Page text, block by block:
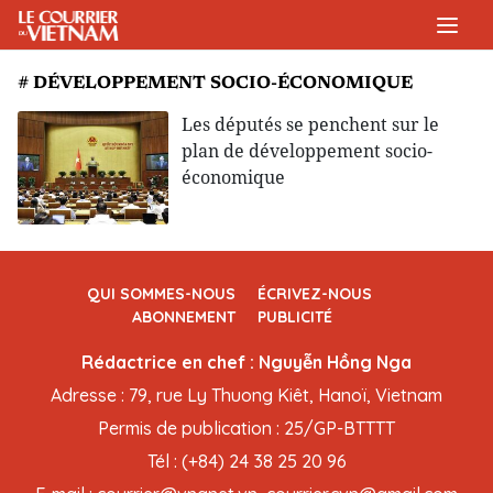
# DÉVELOPPEMENT SOCIO-ÉCONOMIQUE
Les députés se penchent sur le
plan de développement socio-
économique
QUI SOMMES-NOUS
ÉCRIVEZ-NOUS
ABONNEMENT
PUBLICITÉ
Rédactrice en chef : Nguyễn Hồng Nga
Adresse : 79, rue Ly Thuong Kiêt, Hanoï, Vietnam
Permis de publication : 25/GP-BTTTT
Tél : (+84) 24 38 25 20 96